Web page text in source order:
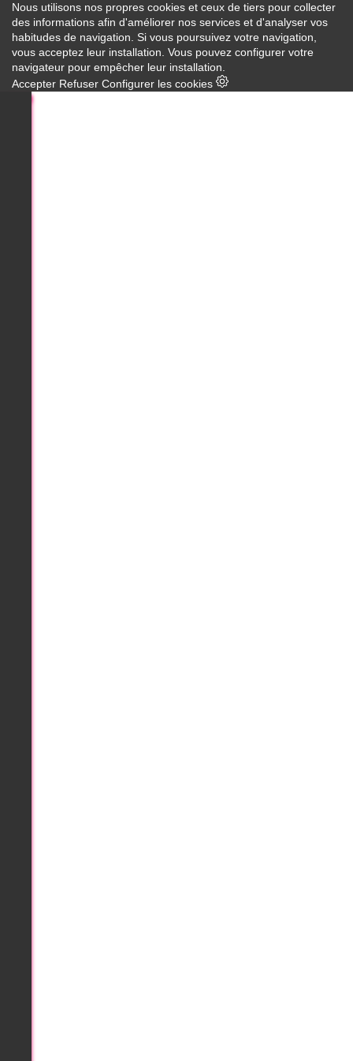
Nous utilisons nos propres cookies et ceux de tiers pour collecter
des informations afin d'améliorer nos services et d'analyser vos
habitudes de navigation. Si vous poursuivez votre navigation,
vous acceptez leur installation. Vous pouvez configurer votre
navigateur pour empêcher leur installation.
Accepter Refuser Configurer les cookies